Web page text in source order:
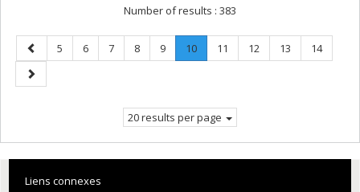
Number of results : 383
Previous
page
Page
5 Page
6 Page
7 Page
8 Page
9 Page
10.
Current
Page
11 Page
12 Page
13 Page
14
Next
page
20 results per page
Liens connexes